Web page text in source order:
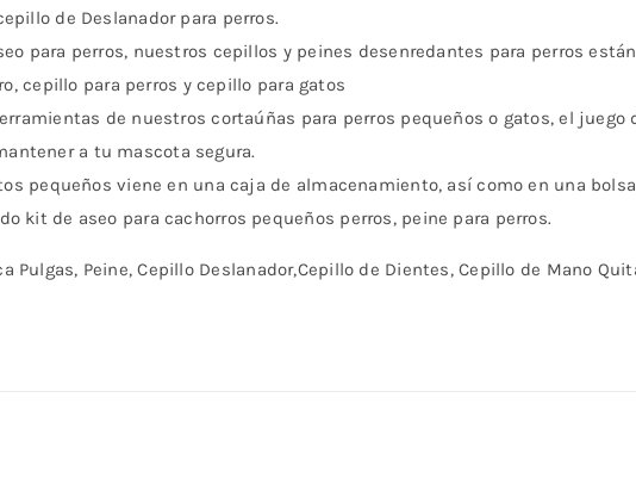
de Deslanador para perros.
para perros, nuestros cepillos y peines desenredantes para perros
cepillo para perros y cepillo para gatos
de nuestros cortaúñas para perros pequeños o gatos, el juego
a tu mascota segura.
pequeños viene en una caja de almacenamiento, así como en una
kit de aseo para cachorros pequeños perros, peine para perros.
Pulgas, Peine, Cepillo Deslanador,Cepillo de Dientes, Cepillo de Mano